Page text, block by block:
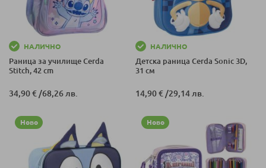
НАЛИЧНО
Раница за училище Cerda
Stitch, 42 cm
34,90 €/68,26 лв.
НАЛИЧНО
Детска раница Cerda Sonic 3D,
31 см
14,90 €/29,14 лв.
Ново Ново